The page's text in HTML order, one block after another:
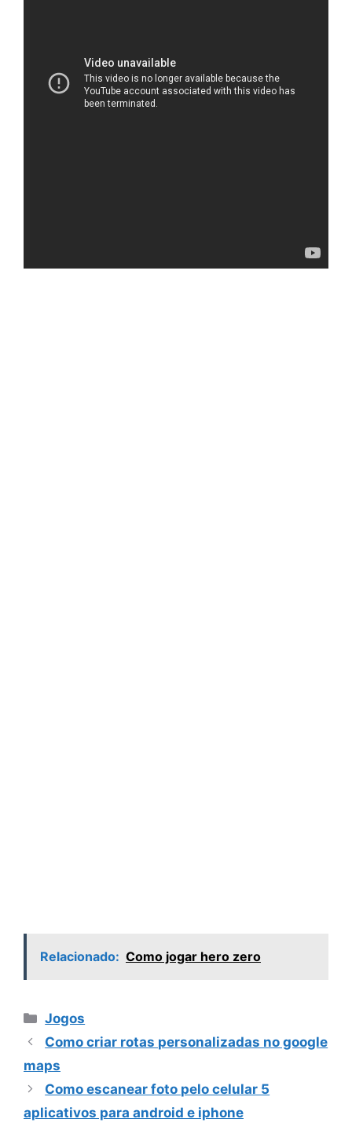
Relacionado: Como jogar hero zero
Categorias
Jogos
Como criar rotas personalizadas no google
maps
Como escanear foto pelo celular 5
aplicativos para android e iphone